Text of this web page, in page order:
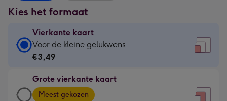
Kies het formaat
Vierkante kaart
Vierkante
kaart
€3,49
-
Voor de kleine gelukwens
€3,49
Grote vierkante kaart
Grote
Meest gekozen